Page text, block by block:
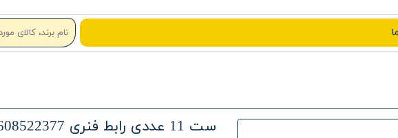
ست 11 عددی رابط فنری 2608522377 بوش